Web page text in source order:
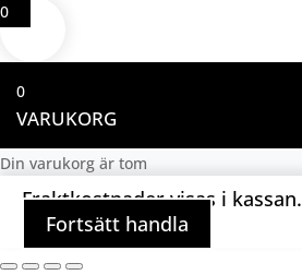
0
0
VARUKORG
Din varukorg är tom
Fraktkostnader visas i kassan.
Fortsätt handla